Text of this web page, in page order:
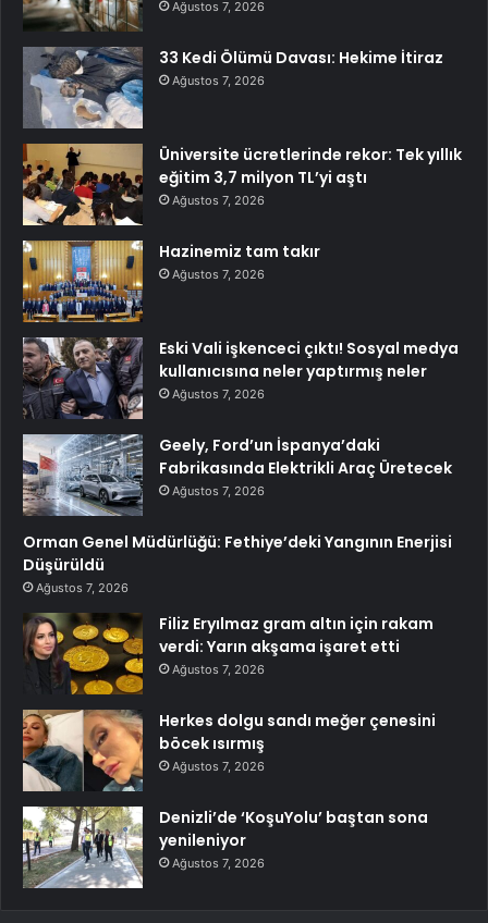
Ağustos 7, 2026
33 Kedi Ölümü Davası: Hekime İtiraz
Ağustos 7, 2026
Üniversite ücretlerinde rekor: Tek yıllık
eğitim 3,7 milyon TL’yi aştı
Ağustos 7, 2026
Hazinemiz tam takır
Ağustos 7, 2026
Eski Vali işkenceci çıktı! Sosyal medya
kullanıcısına neler yaptırmış neler
Ağustos 7, 2026
Geely, Ford’un İspanya’daki
Fabrikasında Elektrikli Araç Üretecek
Ağustos 7, 2026
Orman Genel Müdürlüğü: Fethiye’deki Yangının Enerjisi
Düşürüldü
Ağustos 7, 2026
Filiz Eryılmaz gram altın için rakam
verdi: Yarın akşama işaret etti
Ağustos 7, 2026
Herkes dolgu sandı meğer çenesini
böcek ısırmış
Ağustos 7, 2026
Denizli’de ‘KoşuYolu’ baştan sona
yenileniyor
Ağustos 7, 2026